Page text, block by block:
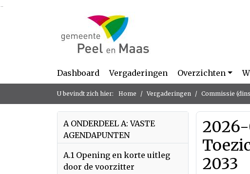
Ga naar de inhoud van deze pagina
Dashboard Vergaderingen Overzichten
U bevindt zich hier: Home Vergaderingen Commissie
A ONDERDEEL A: VASTE
AGENDAPUNTEN
A.1 Opening en korte uitleg
door de voorzitter
2033